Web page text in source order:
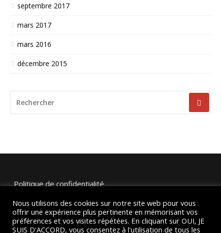
septembre 2017
mars 2017
mars 2016
décembre 2015
POUR
:
Politique de confidentialité
Mentions légales et crédits
Nous utilisons des cookies sur notre site web pour vous
offrir une expérience plus pertinente en mémorisant vos
préférences et vos visites répétées. En cliquant sur OUI, JE
SUIS D'ACCORD, vous consentez à l'utilisation de tous les